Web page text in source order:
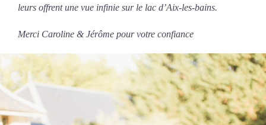
leurs offrent une vue infinie sur le lac d’Aix-les-bains.
Merci Caroline & Jérôme pour votre confiance